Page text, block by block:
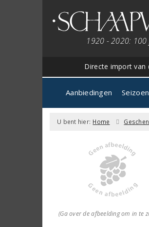
1920 - 2020:
Directe import van
Aanbiedingen
U bent hier: Home
(Ga over de afbeelding om in te